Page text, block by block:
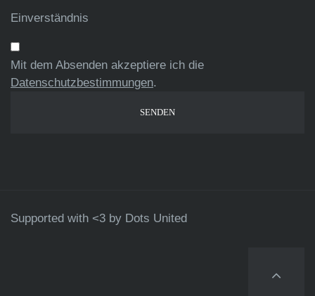
Einverständnis
Mit dem Absenden akzeptiere ich die
Datenschutzbestimmungen.
Supported with <3 by Dots United